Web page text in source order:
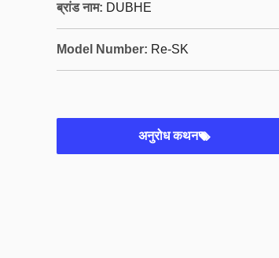
ब्रांड नाम: DUBHE
Model Number: Re-SK
अनुरोध कथन